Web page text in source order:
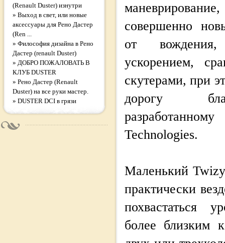
(Renault Duster) изнутри
» Выход в свет, или новые
аксеcсуары для Рено Дастер
(Ren ...
» Философия дизайна в Рено
Дастер (renault Duster)
» ДОБРО ПОЖАЛОВАТЬ В
КЛУБ DUSTER
» Рено Дастер (Renault
Duster) на все руки мастер.
» DUSTER DCI в грязи
совершенно
от вождения,
ускорением,
скутерами, при
дорогу
Technologies.
Маленький
практически
похвастаться
более близким